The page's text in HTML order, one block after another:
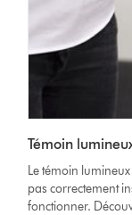
Transcript
la
transcription
de
la
vidéo
Témoin
Le témoin
pas correctement
fonctionner.